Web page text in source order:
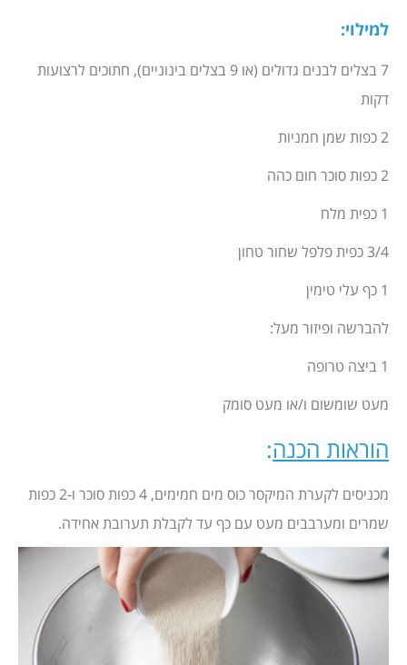
למילוי:
7 בצלים לבנים גדולים (או 9 בצלים בינוניים), חתוכים לרצועות
דקות
2 כפות שמן חמניות
2 כפות סוכר חום כהה
1 כפית מלח
3/4 כפית פלפל שחור טחון
1 כף עלי טימין
להברשה ופיזור מעל:
1 ביצה טרופה
מעט שומשום ו/או מעט סומק
הוראות הכנה:
מכניסים לקערת המיקסר כוס מים חמימים, 4 כפות סוכר ו-2 כפות
שמרים ומערבבים מעט עם כף עד לקבלת תערובת אחידה.